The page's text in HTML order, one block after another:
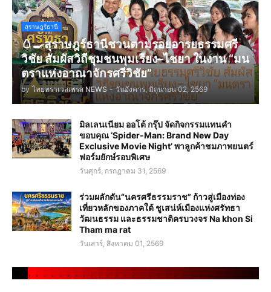
สุราษฎร์ธานี
🥚🍳สุราษฎร์ธานีชวนตามรอยอารยธรรมศรี
วิชัย สัมผัสวิถีชุมชนพุมเรียง–ไชยา ในงาน “มน
ตราแห่งอาณาจักรศรีวิชัย”
by ไทยทราเวลเพรส NEWS - วันอังคาร, มิถุนายน 02, 2569
มิลเลนเนียม ออโต้ กรุ๊ป จัดกิจกรรมแทนคำ
ขอบคุณ ‘Spider-Man: Brand New Day
Exclusive Movie Night’ พาลูกค้าชมภาพยนตร์
ฟอร์มยักษ์รอบพิเศษ
วันศุกร์, กรกฎาคม 31, 2569
ร่วมผลักดัน“นครศรีธรรมราช” ก้าวสู่เมืองท่อง
เที่ยวหลักของภาคใต้ ชูเสน่ห์เมืองแห่งศรัทธา
วัฒนธรรม และธรรมชาติครบวงจร Na khon Si
Tham ma rat
วันเสาร์, สิงหาคม 01, 2569
. . . . . . . . . . . . . . . . . . . . . . . .